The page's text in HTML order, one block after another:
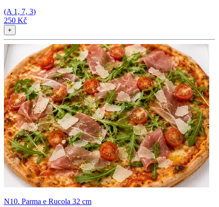
(A 1, 7, 3)
250 Kč
+
N10. Parma e Rucola 32 cm